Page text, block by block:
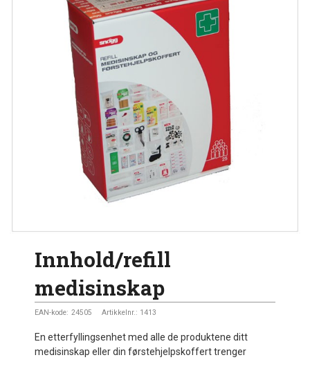
Innhold/refill
medisinskap
EAN-kode: 24505 Artikkelnr.: 1413
En etterfyllingsenhet med alle de produktene ditt
medisinskap eller din førstehjelpskoffert trenger